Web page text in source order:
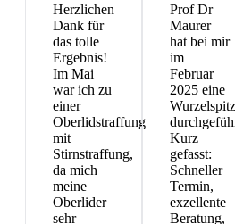
Herzlichen
Dank für
das tolle
Ergebnis!
Im Mai
war ich zu
einer
Oberlidstraffung
mit
Stirnstraffung,
da mich
meine
Oberlider
sehr
Prof Dr
Maurer
hat bei mir
im
Februar
2025 eine
Kurz
gefasst:
Schneller
Termin,
exzellente
Beratung,